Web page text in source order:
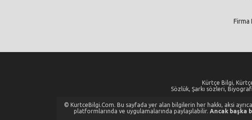
Firma
Kürtçe Bilgi,
Sözlük, Şarkı sözleri,
© KurtceBilgi.Com. Bu sayfada yer alan bilgilerin her hakkı, aksi
platformlarında ve uygulamalarında paylaşılabilir. Ancak başka